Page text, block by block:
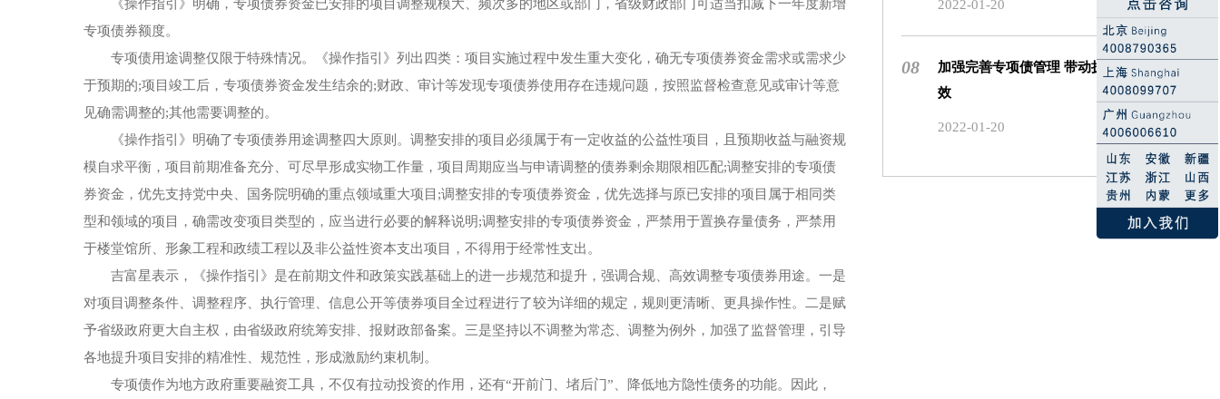
《操作指引》明确，专项债券资金已安排的项目调整规模大、频次多的地区或部门，省级财政部门可适当扣减下一年度新增
专项债券额度。
专项债用途调整仅限于特殊情况。《操作指引》列出四类：项目实施过程中发生重大变化，确无专项债券资金需求或需求少
于预期的;项目竣工后，专项债券资金发生结余的;财政、审计等发现专项债券使用存在违规问题，按照监督检查意见或审计等意
见确需调整的;其他需要调整的。
《操作指引》明确了专项债券用途调整四大原则。调整安排的项目必须属于有一定收益的公益性项目，且预期收益与融资规
模自求平衡，项目前期准备充分、可尽早形成实物工作量，项目周期应当与申请调整的债券剩余期限相匹配;调整安排的专项债
券资金，优先支持党中央、国务院明确的重点领域重大项目;调整安排的专项债券资金，优先选择与原已安排的项目属于相同类
型和领域的项目，确需改变项目类型的，应当进行必要的解释说明;调整安排的专项债券资金，严禁用于置换存量债务，严禁用
于楼堂馆所、形象工程和政绩工程以及非公益性资本支出项目，不得用于经常性支出。
吉富星表示，《操作指引》是在前期文件和政策实践基础上的进一步规范和提升，强调合规、高效调整专项债券用途。一是
对项目调整条件、调整程序、执行管理、信息公开等债券项目全过程进行了较为详细的规定，规则更清晰、更具操作性。二是赋
予省级政府更大自主权，由省级政府统筹安排、报财政部备案。三是坚持以不调整为常态、调整为例外，加强了监督管理，引导
各地提升项目安排的精准性、规范性，形成激励约束机制。
专项债作为地方政府重要融资工具，不仅有拉动投资的作用，还有“开前门、堵后门”、降低地方隐性债务的功能。因此，
2022-01-20
08
加强完善专项债管理 带动扩大有
效
2022-01-20